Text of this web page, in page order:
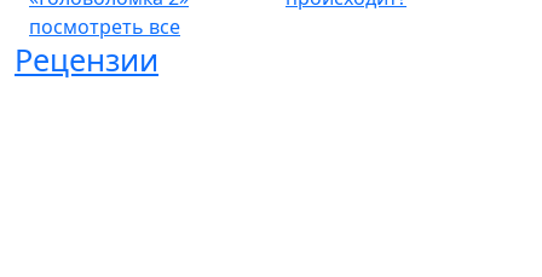
посмотреть все
Рецензии